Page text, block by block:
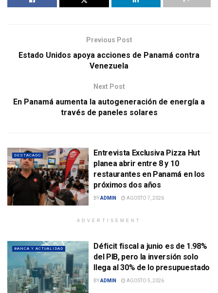
Previous Post
Estado Unidos apoya acciones de Panamá contra
Venezuela
Next Post
En Panamá aumenta la autogeneración de energía a
través de paneles solares
DESTACADO
Entrevista Exclusiva Pizza Hut
planea abrir entre 8 y 10
restaurantes en Panamá en los
próximos dos años
BYADMIN AGOSTO 7, 2026
ADVERTISEMENT
BANCA Y ACTUALIDAD
Déficit fiscal a junio es de 1.98%
del PIB, pero la inversión solo
llega al 30% de lo presupuestado
BYADMIN AGOSTO 5, 2026